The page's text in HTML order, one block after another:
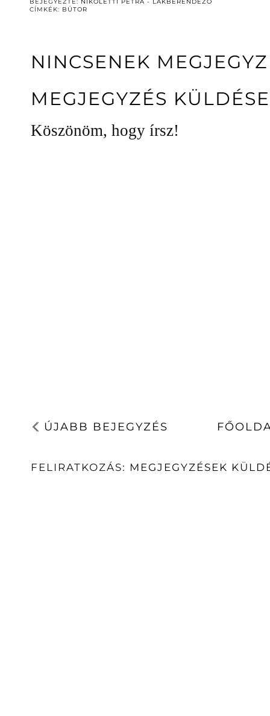
CÍMKÉK: BÚTOR
NINCSENEK
MEGJEGYZÉS KÜLDÉSE
Köszönöm, hogy írsz!
ÚJABB BEJEGYZÉS
FELIRATKOZÁS: MEGJEGYZÉSEK